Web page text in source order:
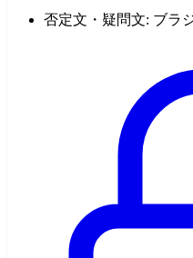
否定文・疑問文: ブラ